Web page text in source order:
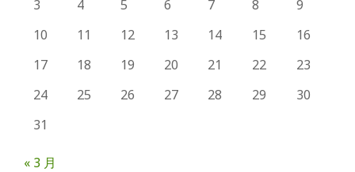
3 4 5 6 7 8
9
10
11 12 13 14 15
16
17
18 19 20 21 22
23
24
25 26 27 28 29
30
31
« 3 月